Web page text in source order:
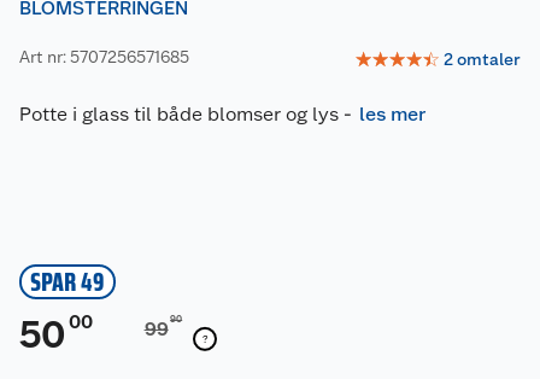
BLOMSTERRINGEN
Art nr: 5707256571685 ☆☆☆☆☆ 2omtaler
Potte i glass til både blomser og lys - les mer
SPAR 49
50 00 9990